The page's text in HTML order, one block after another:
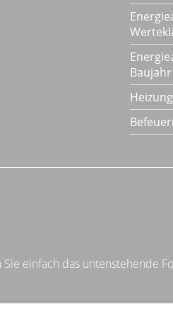
Baujahr
Heizung
einfach das untenstehende